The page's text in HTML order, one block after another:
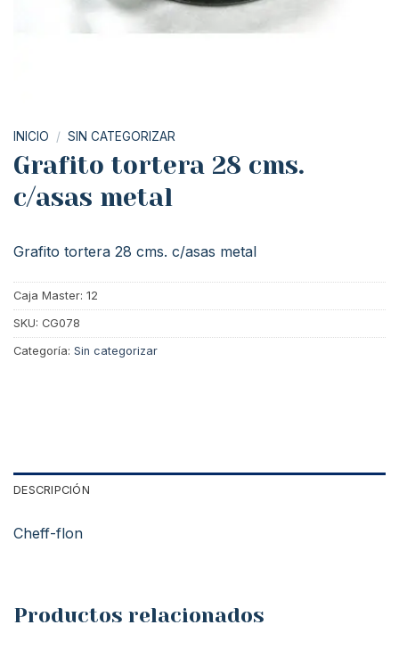
INICIO / SIN CATEGORIZAR
Grafito tortera 28 cms.
c/asas metal
Grafito tortera 28 cms. c/asas metal
Caja Master: 12
SKU: CG078
Categoría: Sin categorizar
DESCRIPCIÓN
Cheff-flon
Productos relacionados